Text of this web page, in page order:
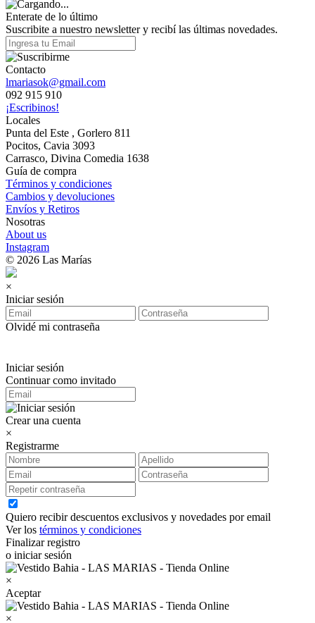
Enterate de lo último
Suscribite a nuestro newsletter y recibí las últimas novedades.
Contacto
lmariasok@gmail.com
092 915 910
¡Escribinos!
Locales
Punta del Este , Gorlero 811
Pocitos, Cavia 3093
Carrasco, Divina Comedia 1638
Guía de compra
Términos y condiciones
Cambios y devoluciones
Envíos y Retiros
Nosotras
About us
Instagram
© 2026 Las Marías
×
Iniciar sesión
Olvidé mi contraseña
Iniciar sesión
Continuar como invitado
Crear una cuenta
×
Registrarme
Quiero recibir descuentos exclusivos y novedades por email
Ver los términos y condiciones
Finalizar registro
o iniciar sesión
×
Aceptar
×